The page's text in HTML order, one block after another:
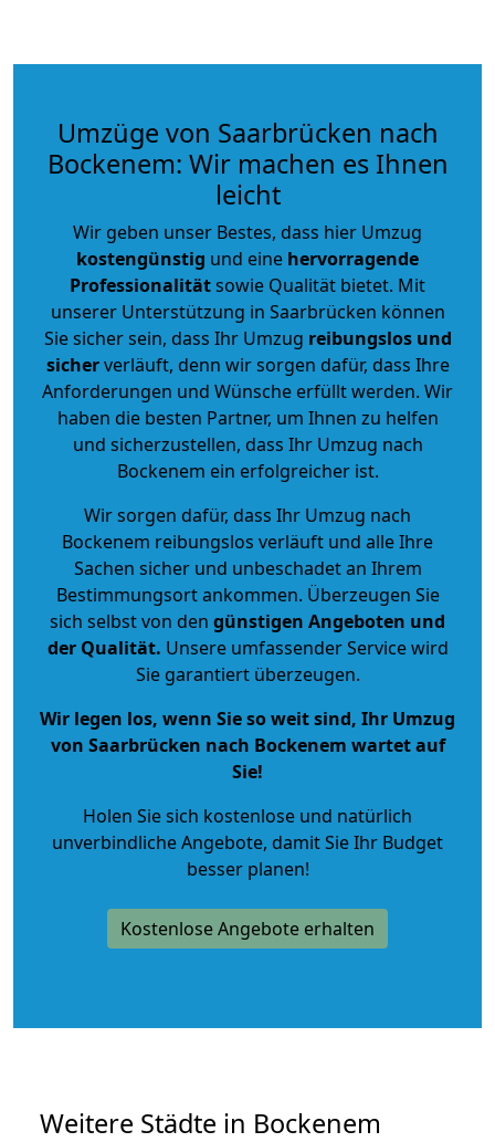
Umzüge von Saarbrücken nach
Bockenem: Wir machen es Ihnen
leicht
Wir geben unser Bestes, dass hier Umzug
kostengünstig und eine hervorragende
Professionalitätsowie Qualität bietet. Mit
unserer Unterstützung in Saarbrücken können
Sie sicher sein, dass Ihr Umzug reibungslos und
sicherverläuft, denn wir sorgen dafür, dass Ihre
Anforderungen und Wünsche erfüllt werden. Wir
haben die besten Partner, um Ihnen zu helfen
und sicherzustellen, dass Ihr Umzug nach
Bockenem ein erfolgreicher ist.
Wir sorgen dafür, dass Ihr Umzug nach
Bockenem reibungslos verläuft und alle Ihre
Sachen sicher und unbeschadet an Ihrem
Bestimmungsort ankommen. Überzeugen Sie
sich selbst von den günstigen Angeboten und
der Qualität. Unsere umfassender Service wird
Sie garantiert überzeugen.
Wir legen los, wenn Sie so weit sind, Ihr Umzug
von Saarbrücken nach Bockenem wartet auf
Sie!
Holen Sie sich kostenlose und natürlich
unverbindliche Angebote, damit Sie Ihr Budget
besser planen!
Kostenlose Angebote erhalten
Weitere Städte in Bockenem